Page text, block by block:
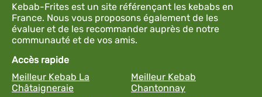
Kebab-Frites est un site référençant les kebabs en
France. Nous vous proposons également de les
évaluer et de les recommander auprès de notre
communauté et de vos amis.
Accès rapide
Meilleur Kebab La
Châtaigneraie
Meilleur Kebab
Chantonnay